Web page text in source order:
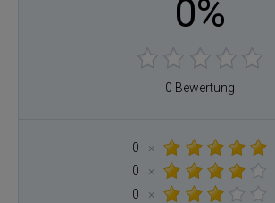
0%
0 Bewertung
0
×
0
×
0
×